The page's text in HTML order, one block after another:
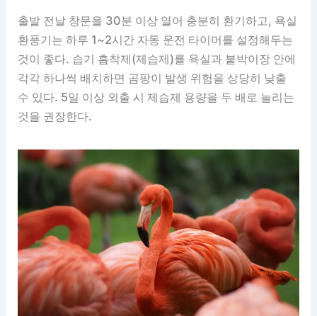
출발 전날 창문을 30분 이상 열어 충분히 환기하고, 욕실
환풍기는 하루 1~2시간 자동 운전 타이머를 설정해두는
것이 좋다. 습기 흡착제(제습제)를 욕실과 붙박이장 안에
각각 하나씩 배치하면 곰팡이 발생 위험을 상당히 낮출
수 있다. 5일 이상 외출 시 제습제 용량을 두 배로 늘리는
것을 권장한다.